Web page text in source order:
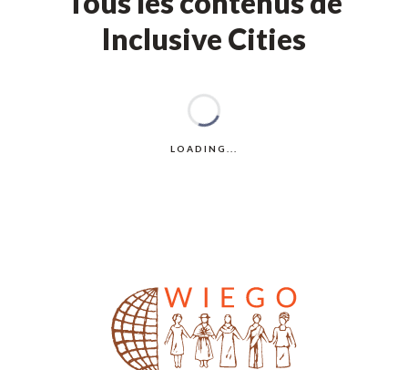
Inclusive Cities